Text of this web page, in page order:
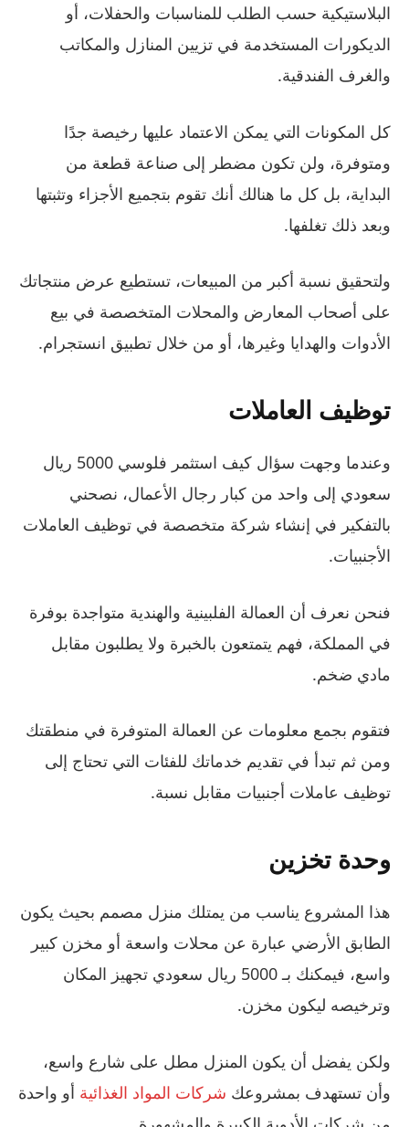
البلاستيكية حسب الطلب للمناسبات والحفلات، أو
الديكورات المستخدمة في تزيين المنازل والمكاتب
والغرف الفندقية.
كل المكونات التي يمكن الاعتماد عليها رخيصة جدًا
ومتوفرة، ولن تكون مضطر إلى صناعة قطعة من
البداية، بل كل ما هنالك أنك تقوم بتجميع الأجزاء وتثبتها
وبعد ذلك تغلفها.
ولتحقيق نسبة أكبر من المبيعات، تستطيع عرض منتجاتك
على أصحاب المعارض والمحلات المتخصصة في بيع
الأدوات والهدايا وغيرها، أو من خلال تطبيق انستجرام.
توظيف العاملات
وعندما وجهت سؤال كيف استثمر فلوسي 5000 ريال
سعودي إلى واحد من كبار رجال الأعمال، نصحني
بالتفكير في إنشاء شركة متخصصة في توظيف العاملات
الأجنبيات.
فنحن نعرف أن العمالة الفلبينية والهندية متواجدة بوفرة
في المملكة، فهم يتمتعون بالخبرة ولا يطلبون مقابل
مادي ضخم.
فتقوم بجمع معلومات عن العمالة المتوفرة في منطقتك
ومن ثم تبدأ في تقديم خدماتك للفئات التي تحتاج إلى
توظيف عاملات أجنبيات مقابل نسبة.
وحدة تخزين
هذا المشروع يناسب من يمتلك منزل مصمم بحيث يكون
الطابق الأرضي عبارة عن محلات واسعة أو مخزن كبير
واسع، فيمكنك بـ 5000 ريال سعودي تجهيز المكان
وترخيصه ليكون مخزن.
ولكن يفضل أن يكون المنزل مطل على شارع واسع،
وأن تستهدف بمشروعك شركات المواد الغذائية أو واحدة